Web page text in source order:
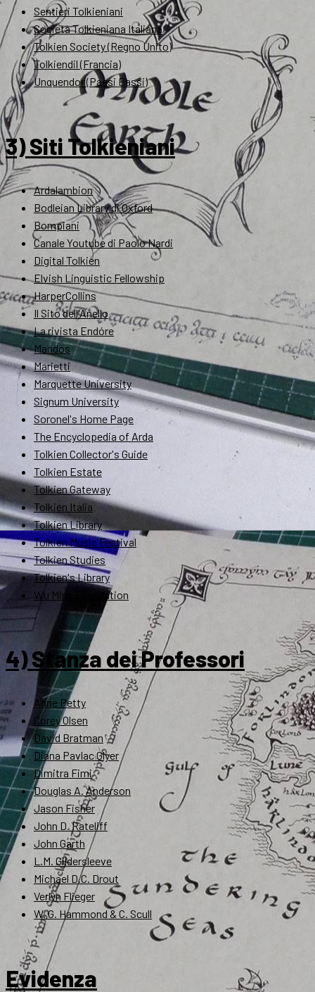
Sentieri Tolkieniani
Società Tolkieniana Italiana
Tolkien Society (Regno Unito)
Tolkiendil (Francia)
Unquendor (Paesi Bassi)
3) Siti Tolkieniani
Ardalambion
Bodleian Library di Oxford
Bompiani
Canale Youtube di Paolo Nardi
Digital Tolkien
Elvish Linguistic Fellowship
HarperCollins
Il Sito dell'Anello
La rivista Endóre
Mandos
Marietti
Marquette University
Signum University
Soronel's Home Page
The Encyclopedia of Arda
Tolkien Collector's Guide
Tolkien Estate
Tolkien Gateway
Tolkien Italia
Tolkien Library
Tolkien Music Festival
Tolkien Studies
Tolkien's Library
Wu Ming Foundation
4) Stanza dei Professori
Anne Petty
Corey Olsen
David Bratman
Diana Pavlac Glyer
Dimitra Fimi
Douglas A. Anderson
Jason Fisher
John D. Rateliff
John Garth
L.M. Gildersleeve
Michael D.C. Drout
Verlyn Flieger
W. G. Hammond & C. Scull
Evidenza